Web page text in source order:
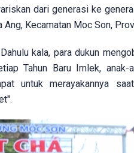
dari generasi ke
Kecamatan Moc Son,
kala, para dukun
Tahun Baru Imlek, anak-
untuk merayakannya